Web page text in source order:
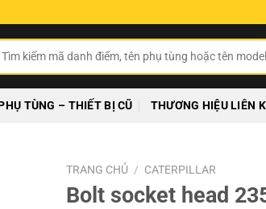
TÙNG – THIẾT BỊ CŨ THƯƠNG HIỆU LIÊN
TRANG CHỦ / CATERPILLAR
Bolt socket head